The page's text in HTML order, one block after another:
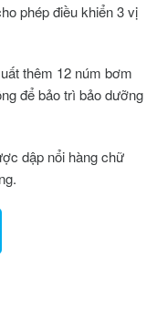
phép điều khiển 3 vị
thêm 12 núm bơm
để bảo trì bảo dưỡng
dập nổi hàng chữ